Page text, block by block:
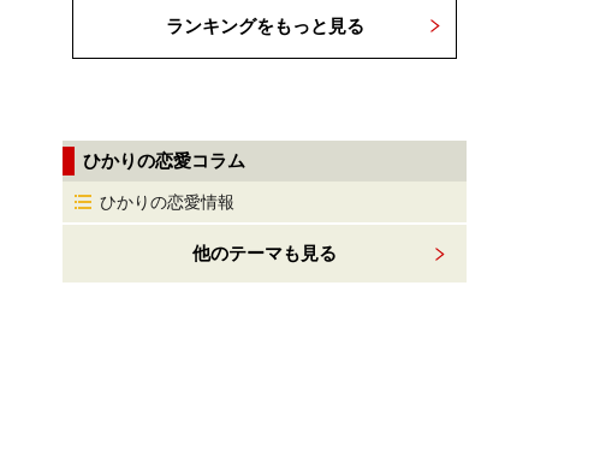
ランキングをもっと見る
ひかりの恋愛コラム
ひかりの恋愛情報
他のテーマも見る